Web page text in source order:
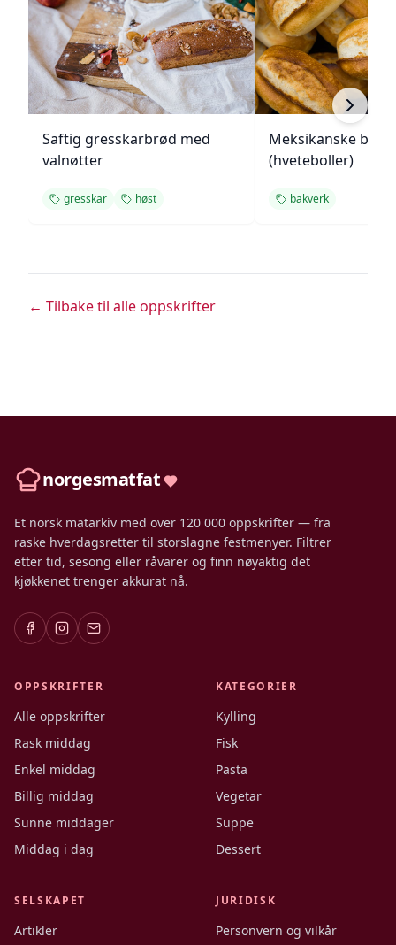
Saftig gresskarbrød med
valnøtter
gresskar høst
Meksikanske
(hveteboller)
bakverk
← Tilbake til alle oppskrifter
norgesmatfat
Et norsk matarkiv med over 120 000 oppskrifter — fra
raske hverdagsretter til storslagne festmenyer. Filtrer
etter tid, sesong eller råvarer og finn nøyaktig det
kjøkkenet trenger akkurat nå.
OPPSKRIFTER
Alle oppskrifter
Rask middag
Enkel middag
Billig middag
Sunne middager
Middag i dag
KATEGORIER
Kylling
Fisk
Pasta
Vegetar
Suppe
Dessert
SELSKAPET
Artikler
JURIDISK
Personvern og vilkår